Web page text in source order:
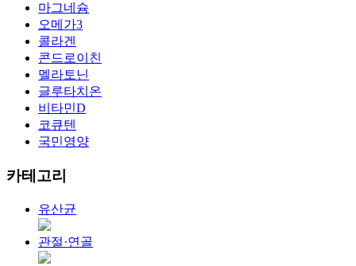
마그네슘
오메가3
콜라겐
콘드로이친
멜라토닌
글루타치온
비타민D
코큐텐
국민영양
카테고리
유산균
관절·연골